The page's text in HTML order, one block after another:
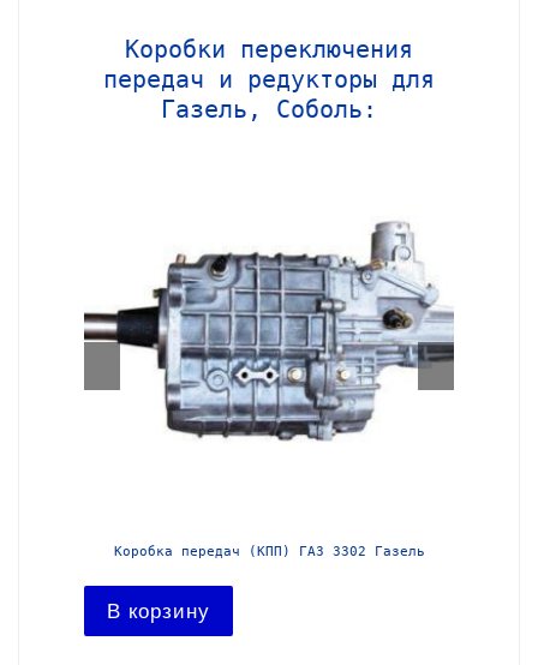
Коробки переключения
передач и редукторы для
Газель, Соболь:
Коробка передач (КПП) ГАЗ 3302 Газель
В корзину